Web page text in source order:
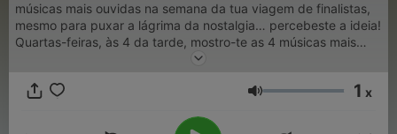
músicas mais ouvidas na semana da tua viagem de finalistas,
mesmo para puxar a lágrima da nostalgia… percebeste a ideia!
Quartas-feiras, às 4 da tarde, mostro-te as 4 músicas mais
trendy, seja qual for a categoria, no MEGA HITS TRENDING 4.
음량 1 x